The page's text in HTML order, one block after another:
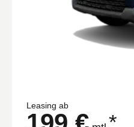
Leasing ab
*